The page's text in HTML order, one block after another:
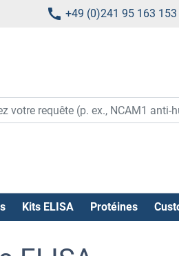
+49 (0)241 95 163 153
Kits ELISA Protéines